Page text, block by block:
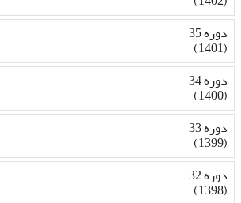
دوره 35
(1401)
دوره 34
(1400)
دوره 33
(1399)
دوره 32
(1398)